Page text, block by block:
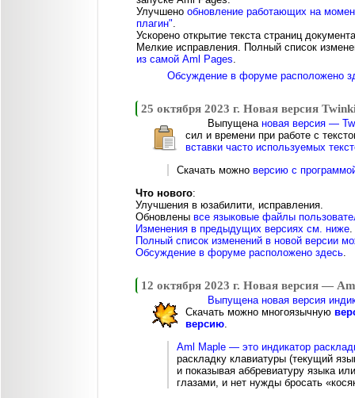
Улучшено обновление работающих на
плагин".
Ускорено открытие текста страниц
Мелкие исправления. Полный список
из самой Aml Pages.
Обсуждение в форуме расположено
25 октября 2023 г. Новая версия
Выпущена новая версия —
сил и времени при работе с
вставки часто используемых
Скачать можно версию с
Что нового:
Улучшения в юзабилити, исправления.
Обновлены все языковые файлы
Изменения в предыдущих версиях см. ниже
Полный список изменений в новой версии
Обсуждение в форуме расположено здесь
12 октября 2023 г. Новая версия —
Выпущена новая версия
Скачать можно многоязычную
версию
Aml Maple — это индикатор
раскладку клавиатуры (текущий
и показывая аббревиатуру языка
глазами, и нет нужды бросать